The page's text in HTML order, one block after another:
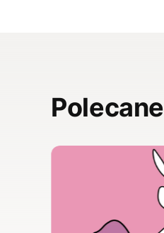
Polecane